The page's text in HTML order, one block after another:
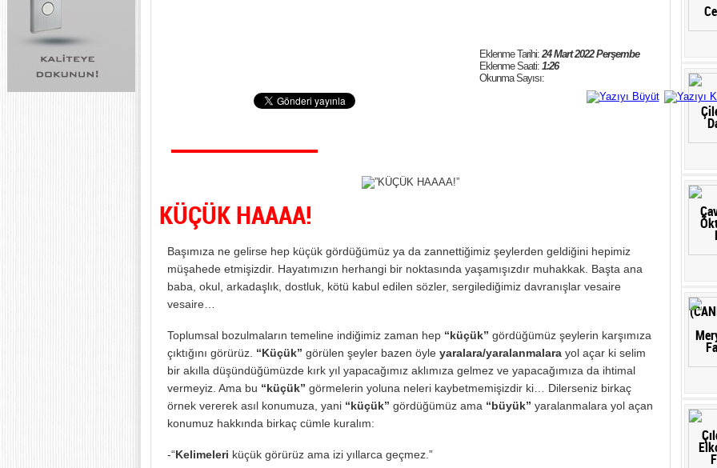
Eklenme Tarihi:24 Mart 2022 Perşembe
Eklenme Saati: 1:26
Okunma Sayısı:
gokmencan@bolgegazetesi.com
KÜÇÜK HAAAA!
Başımıza ne gelirse hep küçük gördüğümüz ya da zannettiğimiz şeylerden geldiğini hepimiz
müşahede etmişizdir. Hayatımızın herhangi bir noktasında yaşamışızdır muhakkak. Başta ana
baba, okul, arkadaşlık, dostluk, kötü kabul edilen sözler, sergilediğimiz davranışlar vesaire
vesaire…
Toplumsal bozulmaların temeline indiğimiz zaman hep “küçük” gördüğümüz şeylerin karşımıza
çıktığını görürüz. “Küçük” görülen şeyler bazen öyle yaralara/yaralanmalarayol açar ki selim
bir akılla düşündüğümüzde kırk yıl yapacağımız aklımıza gelmez ve yapacağımıza da ihtimal
vermeyiz. Ama bu “küçük” görmelerin yoluna neleri kaybetmemişizdir ki… Dilerseniz birkaç
örnek vererek asıl konumuza, yani “küçük” gördüğümüz ama “büyük” yaralanmalara yol açan
konumuz hakkında birkaç cümle kuralım:
-“Kelimeleri küçük görürüz ama izi yıllarca geçmez.”